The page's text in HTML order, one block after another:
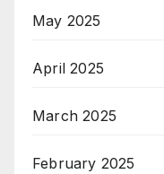
May 2025
April 2025
March 2025
February 2025